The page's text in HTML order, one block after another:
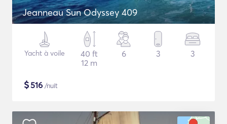
Jeanneau Sun Odyssey 409
Yacht à voile
40 ft
12 m
6 3 3
$516 /nuit